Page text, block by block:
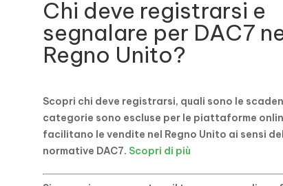
Chi deve registrarsi e
segnalare per DAC7
Regno Unito?
Scopri chi deve registrarsi, quali sono le
categorie sono escluse per le piattaforme
facilitano le vendite nel Regno Unito ai sensi
normative DAC7. Scopri di più